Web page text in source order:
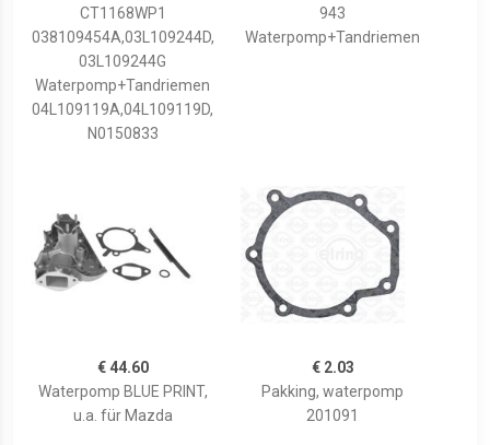
CT1168WP1
038109454A,03L109244D,
03L109244G
Waterpomp+Tandriemen
04L109119A,04L109119D,
N0150833
943
Waterpomp+Tandriemen
€ 44.60
Waterpomp BLUE PRINT,
u.a. für Mazda
€ 2.03
Pakking, waterpomp
201091